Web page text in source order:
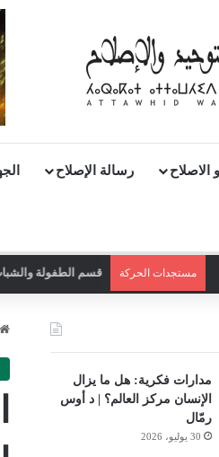
الاصلاح رسالة الإصلاح
مستجدات الحركة قسم الطفولة
مدارات فكرية: هل ما يزال
الإنسان مركز العالم؟ | د أوس
رمّال
30 يوليو، 2026